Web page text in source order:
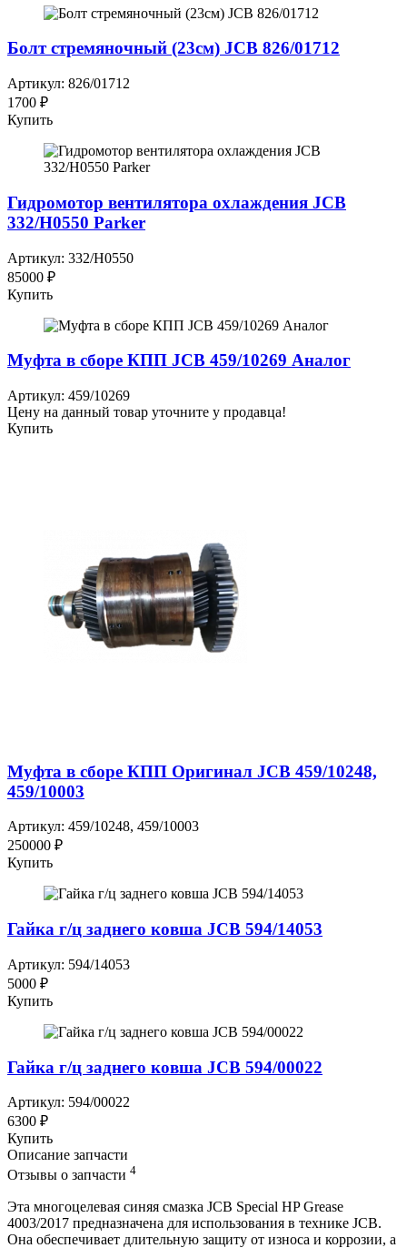
Болт стремяночный (23см) JCB 826/01712
Артикул: 826/01712
1700 ₽
Купить
Гидромотор вентилятора охлаждения JCB
332/H0550 Parker
Артикул: 332/H0550
85000 ₽
Купить
Муфта в сборе КПП JCB 459/10269 Аналог
Артикул: 459/10269
Цену на данный товар уточните у продавца!
Купить
Муфта в сборе КПП Оригинал JCB 459/10248,
459/10003
Артикул: 459/10248, 459/10003
250000 ₽
Купить
Гайка г/ц заднего ковша JCB 594/14053
Артикул: 594/14053
5000 ₽
Купить
Гайка г/ц заднего ковша JCB 594/00022
Артикул: 594/00022
6300 ₽
Купить
Описание запчасти
Отзывы о запчасти 4
Эта многоцелевая синяя смазка JCB Special HP Grease
4003/2017 предназначена для использования в технике JCB.
Она обеспечивает длительную защиту от износа и коррозии, а